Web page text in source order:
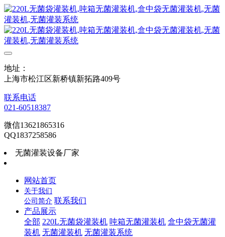
地址：
上海市松江区新桥镇新拓路409号
联系电话
021-60518387
微信13621865316
QQ1837258586
无菌灌装设备厂家
网站首页
关于我们
公司简介 联系我们
产品展示
全部 220L无菌袋灌装机 吨箱无菌灌装机 盒中袋无菌灌
装机 无菌灌装机 无菌灌装系统